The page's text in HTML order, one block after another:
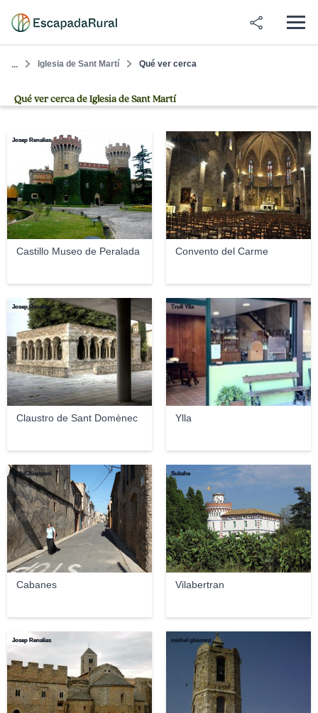
... Iglesia de Sant Martí Qué ver cerca
Qué ver cerca de Iglesia de Sant Martí
Castillo Museo de Peralada
Josep Renalias
Convento del Carme
Alberto-g-rovi
Claustro de Sant Domènec
Josep Renalias
Ylla
Trull Ylla
Cabanes
RobiChiappori
Vilabertran
Sukahe
Josep Renalias michel glaurent